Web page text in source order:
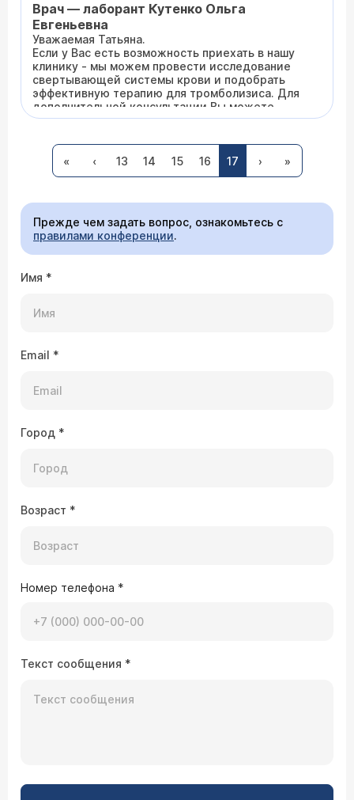
обнаружено. Сейчас у меня тромбофлебит по
всей ноге , которая была сломана, внутри
пластина, которую будут снимать этой зимой.
В больнице мне ставили систему для
разжижения крови, потом провели пять
сеансов с пиявками, но улучшений нет. Что Вы
можете посоветовать? Заранее спасибо
Врач — лаборант Кутенко Ольга
Евгеньевна
Уважаемая Татьяна.
Если у Вас есть возможность приехать в нашу
клинику - мы можем провести исследование
свертывающей системы крови и подобрать
эффективную терапию для тромболизиса. Для
дополнительной консультации Вы можете
обратиться ко мне по тел. 305-16-94.
« ‹ 13 14 15 16 17 › »
Прежде чем задать вопрос, ознакомьтесь с
правилами конференции.
Имя *
Email *
Город *
Возраст *
Номер телефона *
Текст сообщения *